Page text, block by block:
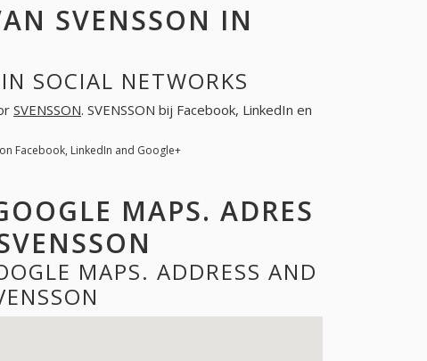
SVENSSON IN
SOCIAL NETWORKS
SVENSSON. SVENSSON bij Facebook, LinkedIn en
on Facebook, LinkedIn and Google+
MAPS. ADRES
MAPS. ADDRESS AND